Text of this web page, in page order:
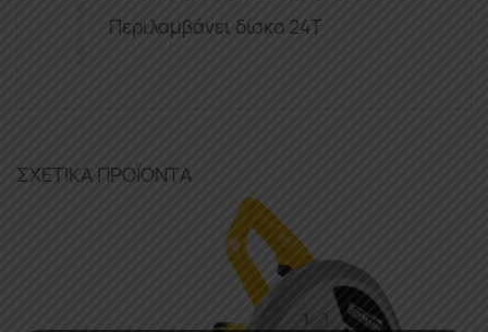
Περιλαμβάνει δίσκο 24T
ΣΧΕΤΙΚΆ ΠΡΟΪΌΝΤΑ